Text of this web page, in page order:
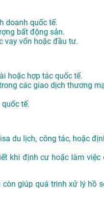
doanh quốc tế.
bất động sản.
vay vốn hoặc đầu tư.
hoặc hợp tác quốc tế.
các giao dịch thương
tế.
du lịch, công tác, hoặc
khi định cư hoặc làm việc
giúp quá trình xử lý hồ